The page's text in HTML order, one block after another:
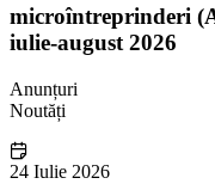
microîntreprinderi
iulie-august 2026
Anunțuri
Noutăți
24 Iulie 2026